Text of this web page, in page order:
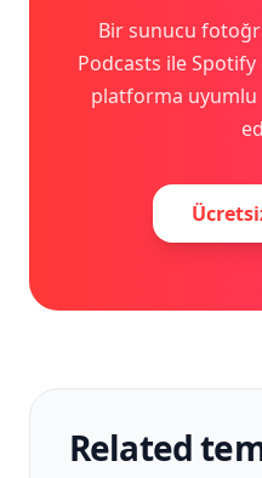
Bir sunucu
Podcasts ile
platforma uyumlu
Related